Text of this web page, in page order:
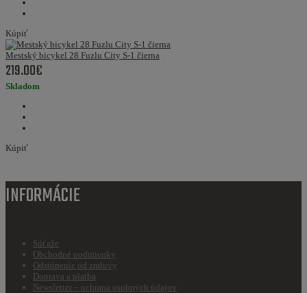
Kúpiť
Mestský bicykel 28 Fuzlu City S-1 čierna
219.00€
Skladom
Kúpiť
INFORMÁCIE
Súťaže
Obchodné podmienky
Odstúpenie od zmluvy
Doprava a platba
Newsletter – ochrana osobných údajov